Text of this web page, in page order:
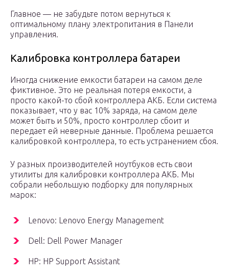
Главное — не забудьте потом вернуться к
оптимальному плану электропитания в Панели
управления.
Калибровка контроллера батареи
Иногда снижение емкости батареи на самом деле
фиктивное. Это не реальная потеря емкости, а
просто какой-то сбой контроллера АКБ. Если система
показывает, что у вас 10% заряда, на самом деле
может быть и 50%, просто контроллер сбоит и
передает ей неверные данные. Проблема решается
калибровкой контроллера, то есть устранением сбоя.
У разных производителей ноутбуков есть свои
утилиты для калибровки контроллера АКБ. Мы
собрали небольшую подборку для популярных
марок:
Lenovo: Lenovo Energy Management
Dell: Dell Power Manager
HP: HP Support Assistant